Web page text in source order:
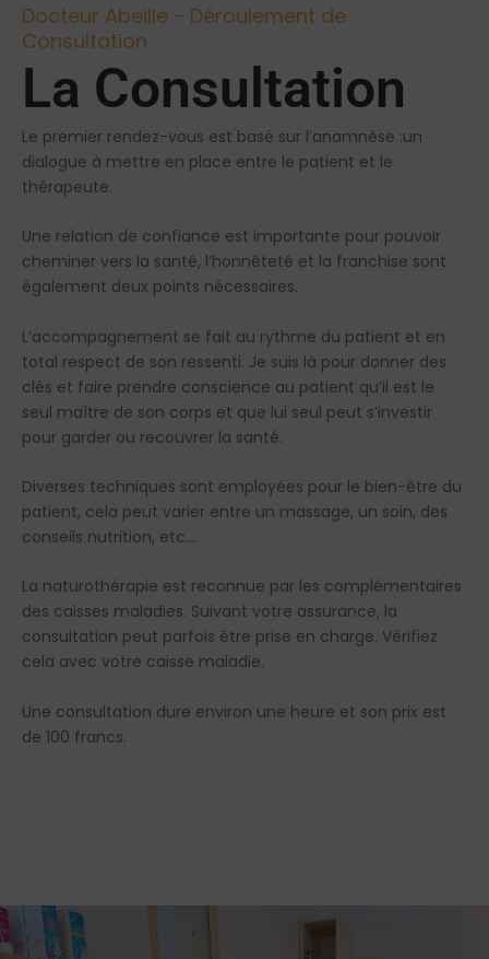
Docteur Abeille - Déroulement de
Consultation
La Consultation
Le premier rendez-vous est basé sur l’anamnèse :un
dialogue à mettre en place entre le patient et le
thérapeute.
Une relation de confiance est importante pour pouvoir
cheminer vers la santé, l’honnêteté et la franchise sont
également deux points nécessaires.
L’accompagnement se fait au rythme du patient et en
total respect de son ressenti. Je suis là pour donner des
clés et faire prendre conscience au patient qu’il est le
seul maître de son corps et que lui seul peut s’investir
pour garder ou recouvrer la santé.
Diverses techniques sont employées pour le bien-être du
patient, cela peut varier entre un massage, un soin, des
conseils nutrition, etc….
La naturothérapie est reconnue par les complémentaires
des caisses maladies. Suivant votre assurance, la
consultation peut parfois être prise en charge. Vérifiez
cela avec votre caisse maladie.
Une consultation dure environ une heure et son prix est
de 100 francs.